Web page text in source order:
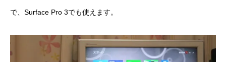
で、Surface Pro 3でも使えます。